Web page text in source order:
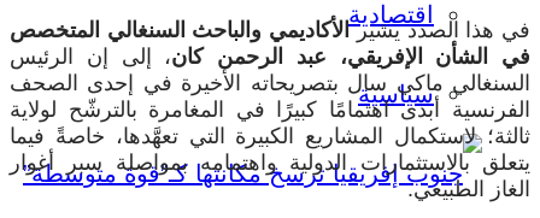
اقتصادية
سياسية
في هذا الصدد يشيرالأكاديمي والباحث السنغالي المتخصص
في الشأن الإفريقي، عبد الرحمن كان، إلى إن الرئيس
السنغالي ماكي سال بتصريحاته الأخيرة في إحدى الصحف
الفرنسية أبدى اهتمامًا كبيرًا في المغامرة بالترشّح لولاية
ثالثة؛ لاستكمال المشاريع الكبيرة التي تعهَّدها، خاصةً فيما
يتعلق بالاستثمارات الدولية واهتمامه بمواصلة سبر أغوار
الغاز الطبيعي.